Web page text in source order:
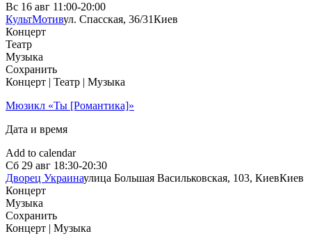
Вс 16 авг 11:00-20:00
КультМотивул. Спасская, 36/31Киев
Концерт
Театр
Музыка
Сохранить
Концерт | Театр | Музыка
Мюзикл «Ты [Романтика]»
Дата и время
Add to calendar
Сб 29 авг 18:30-20:30
Дворец Украинаулица Большая Васильковская, 103, КиевКиев
Концерт
Музыка
Сохранить
Концерт | Музыка